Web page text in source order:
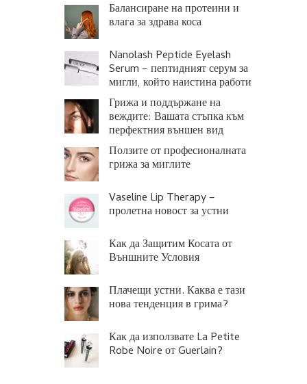
Балансиране на протеини и
влага за здрава коса
Nanolash Peptide Eyelash
Serum – пептидният серум за
мигли, който наистина работи
Грижа и поддържане на
веждите: Вашата стъпка към
перфектния външен вид
Ползите от професионалната
грижа за миглите
Vaseline Lip Therapy –
пролетна новост за устни
Как да Защитим Косата от
Външните Условия
Плачещи устни. Каква е тази
нова тенденция в грима?
Как да използвате La Petite
Robe Noire от Guerlain?